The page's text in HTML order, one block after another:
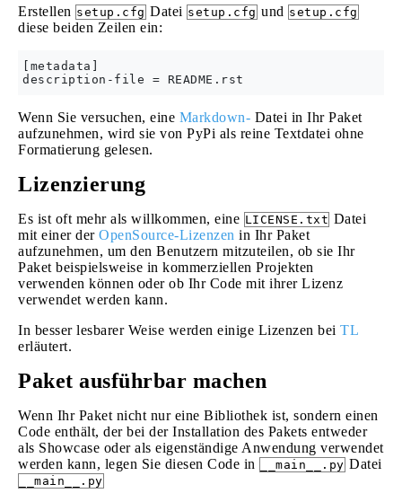
Erstellen setup.cfg Datei setup.cfg und setup.cfg
diese beiden Zeilen ein:
[metadata]
Wenn Sie versuchen, eine Markdown- Datei in Ihr Paket
aufzunehmen, wird sie von PyPi als reine Textdatei ohne
Formatierung gelesen.
Lizenzierung
Es ist oft mehr als willkommen, eine LICENSE.txt Datei
mit einer der OpenSource-Lizenzen in Ihr Paket
aufzunehmen, um den Benutzern mitzuteilen, ob sie Ihr
Paket beispielsweise in kommerziellen Projekten
verwenden können oder ob Ihr Code mit ihrer Lizenz
verwendet werden kann.
In besser lesbarer Weise werden einige Lizenzen bei TL
erläutert.
Paket ausführbar machen
Wenn Ihr Paket nicht nur eine Bibliothek ist, sondern einen
Code enthält, der bei der Installation des Pakets entweder
als Showcase oder als eigenständige Anwendung verwendet
werden kann, legen Sie diesen Code in
__main__.py Datei
__main__.py